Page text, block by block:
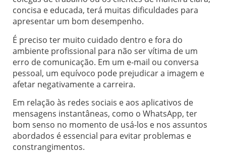
concisa e educada, terá muitas dificuldades para
apresentar um bom desempenho.
É preciso ter muito cuidado dentro e fora do
ambiente profissional para não ser vítima de um
erro de comunicação. Em um e-mail ou conversa
pessoal, um equívoco pode prejudicar a imagem e
afetar negativamente a carreira.
Em relação às redes sociais e aos aplicativos de
mensagens instantâneas, como o WhatsApp, ter
bom senso no momento de usá-los e nos assuntos
abordados é essencial para evitar problemas e
constrangimentos.